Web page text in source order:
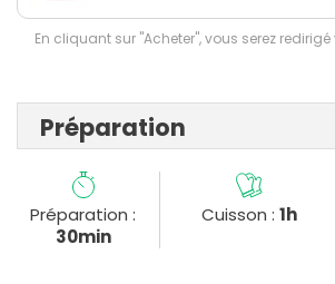
En cliquant sur "Acheter", vous serez redirigé
Préparation
Préparation :
30min
Cuisson : 1h